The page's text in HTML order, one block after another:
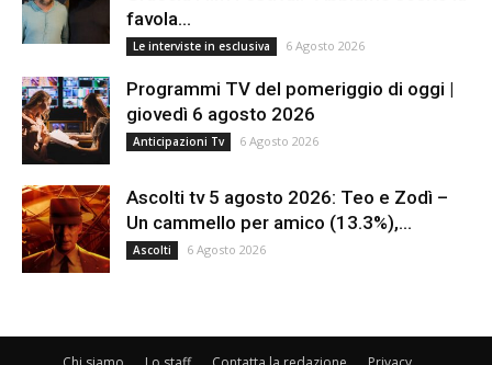
favola...
Le interviste in esclusiva 6 Agosto 2026
Programmi TV del pomeriggio di oggi |
giovedì 6 agosto 2026
Anticipazioni Tv 6 Agosto 2026
Ascolti tv 5 agosto 2026: Teo e Zodì –
Un cammello per amico (13.3%),...
Ascolti 6 Agosto 2026